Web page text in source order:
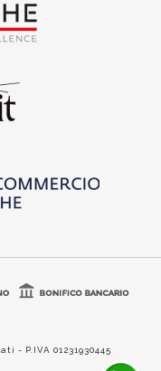
- P.IVA 01231930445